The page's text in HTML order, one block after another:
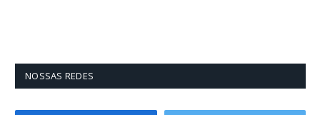
NOSSAS REDES